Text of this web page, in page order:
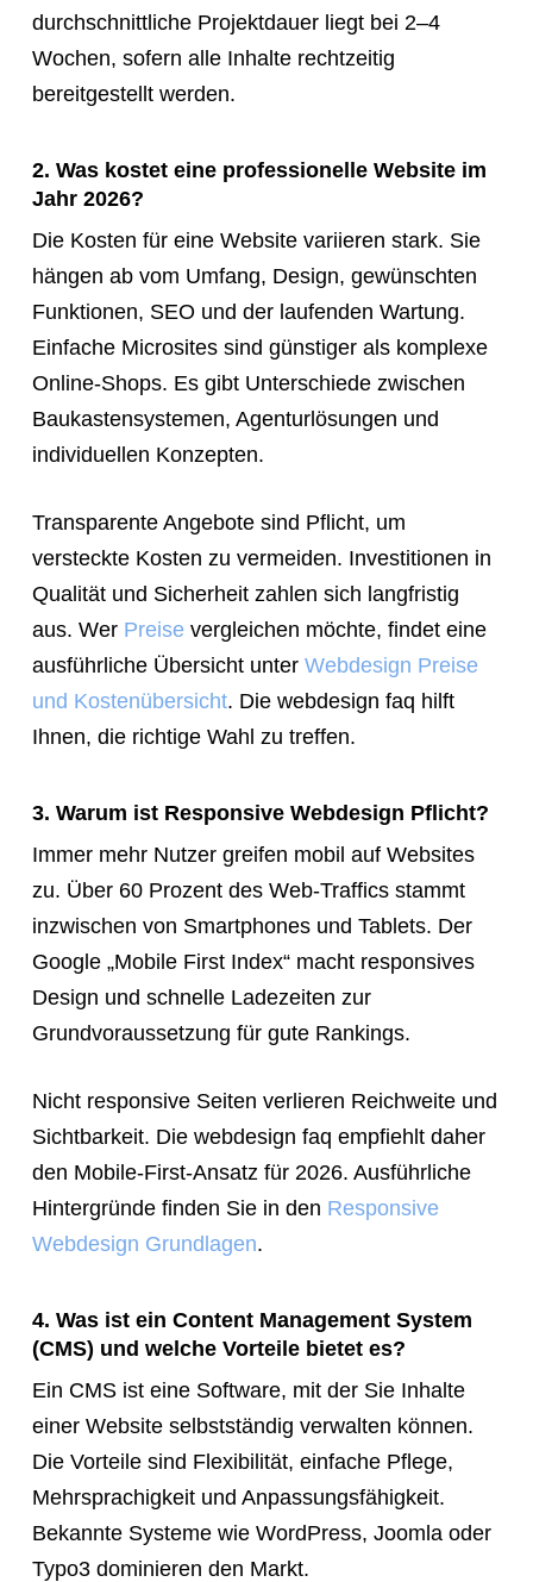
durchschnittliche Projektdauer liegt bei 2–4
Wochen, sofern alle Inhalte rechtzeitig
bereitgestellt werden.
2. Was kostet eine professionelle Website im
Jahr 2026?
Die Kosten für eine Website variieren stark. Sie
hängen ab vom Umfang, Design, gewünschten
Funktionen, SEO und der laufenden Wartung.
Einfache Microsites sind günstiger als komplexe
Online-Shops. Es gibt Unterschiede zwischen
Baukastensystemen, Agenturlösungen und
individuellen Konzepten.
Transparente Angebote sind Pflicht, um
versteckte Kosten zu vermeiden. Investitionen in
Qualität und Sicherheit zahlen sich langfristig
aus. Wer Preisevergleichen möchte, findet eine
ausführliche Übersicht unter Webdesign Preise
und Kostenübersicht. Die webdesign faq hilft
Ihnen, die richtige Wahl zu treffen.
3. Warum ist Responsive Webdesign Pflicht?
Immer mehr Nutzer greifen mobil auf Websites
zu. Über 60 Prozent des Web-Traffics stammt
inzwischen von Smartphones und Tablets. Der
Google „Mobile First Index“ macht responsives
Design und schnelle Ladezeiten zur
Grundvoraussetzung für gute Rankings.
Nicht responsive Seiten verlieren Reichweite und
Sichtbarkeit. Die webdesign faq empfiehlt daher
den Mobile-First-Ansatz für 2026. Ausführliche
Hintergründe finden Sie in den Responsive
Webdesign Grundlagen.
4. Was ist ein Content Management System
(CMS) und welche Vorteile bietet es?
Ein CMS ist eine Software, mit der Sie Inhalte
einer Website selbstständig verwalten können.
Die Vorteile sind Flexibilität, einfache Pflege,
Mehrsprachigkeit und Anpassungsfähigkeit.
Bekannte Systeme wie WordPress, Joomla oder
Typo3 dominieren den Markt.